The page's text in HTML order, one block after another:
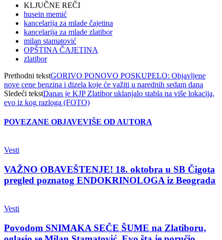
KLJUČNE REČI
husein memić
kancelarija za mlade čajetina
kancelarija za mlade zlatibor
milan stamatović
OPŠTINA ČAJETINA
zlatibor
Prethodni tekstGORIVO PONOVO POSKUPELO: Objavljene
nove cene benzina i dizela koje će važiti u narednih sedam dana
Sledeći tekstDanas je KJP Zlatibor uklanjalo stabla na više lokacija,
evo iz kog razloga (FOTO)
POVEZANE OBJAVEVIŠE OD AUTORA
Vesti
VAŽNO OBAVEŠTENJE! 18. oktobra u SB Čigota
pregled poznatog ENDOKRINOLOGA iz Beograda
Vesti
Povodom SNIMAKA SEČE ŠUME na Zlatiboru,